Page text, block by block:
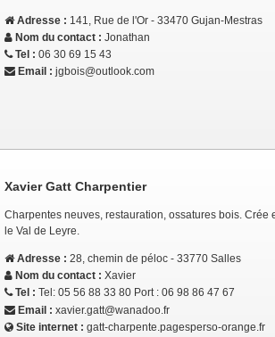
Adresse : 141, Rue de l'Or - 33470 Gujan-Mestras
Nom du contact : Jonathan
Tel : 06 30 69 15 43
Email : jgbois@outlook.com
Xavier Gatt Charpentier
Charpentes neuves, restauration, ossatures bois.
le Val de Leyre.
Adresse : 28, chemin de péloc - 33770 Salles
Nom du contact : Xavier
Tel : Tel: 05 56 88 33 80 Port : 06 98 86 47 67
Email : xavier.gatt@wanadoo.fr
Site internet : gatt-charpente.pagesperso-orange.fr